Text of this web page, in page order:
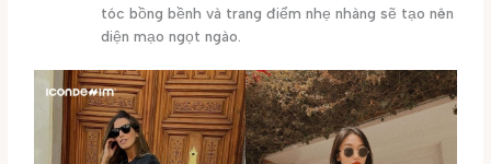
tóc bồng bềnh và trang điểm nhẹ nhàng sẽ tạo nên
diện mạo ngọt ngào.